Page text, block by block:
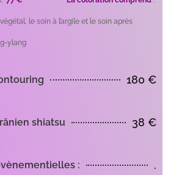
le soin à l’argile et le soin après
ylang
180 €
shiatsu 38 €
: .